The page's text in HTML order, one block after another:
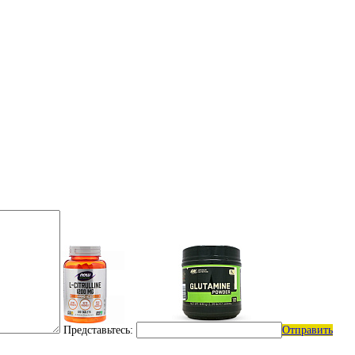
Цитрулин (l-citrulline)
Представьтесь:
Отправить